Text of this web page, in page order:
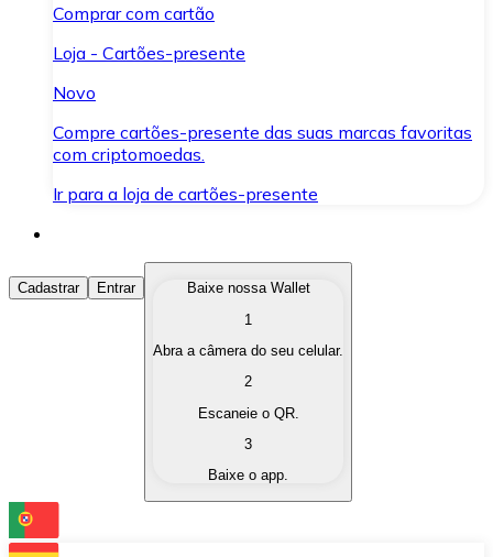
Comprar com cartão
Loja - Cartões-presente
Novo
Compre cartões-presente das suas marcas favoritas
com criptomoedas.
Ir para a loja de cartões-presente
Comprar Criptomoedas
Compre as criptomoedas de seu interesse de forma
Converta suas criptomoedas em moeda fiduciária
Troque uma criptomoeda por outra
Cadastrar Entrar
Baixe nossa Wallet
1
Abra a câmera do seu celular.
2
Escaneie o QR.
3
Baixe o app.